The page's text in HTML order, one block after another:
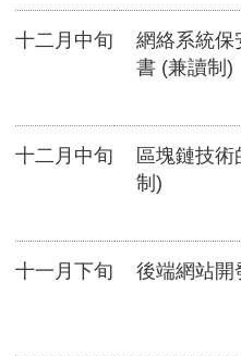
十二月中旬
網絡系統保
書 (兼讀制)
十二月中旬
區塊鏈技
制)
十一月下旬 後端網站開